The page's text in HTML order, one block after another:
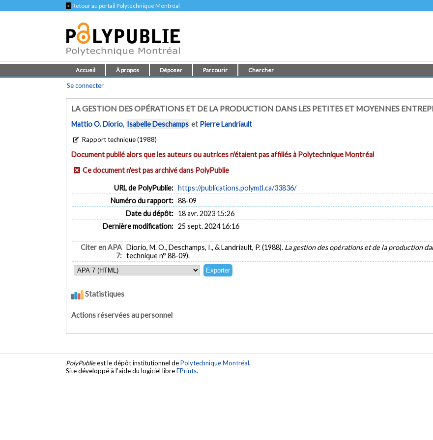
< Retour au portail Polytechnique Montréal
Accueil À propos Déposer Parcourir Chercher
Se connecter
LA GESTION DES OPÉRATIONS ET DE LA PRODUCTION DANS LES PETITES ET MOYENNES
Mattio O. Diorio, Isabelle Deschamps et Pierre Landriault
Rapport technique (1988)
Document publié alors que les auteurs ou autrices n'étaient pas affiliés à Polytechnique Montréal
Ce document n'est pas archivé dans PolyPublie
URL de PolyPublie: https://publications.polymtl.ca/33836/
Numéro du rapport: 88-09
Date du dépôt: 18 avr. 2023 15:26
Dernière modification: 25 sept. 2024 16:16
Citer en APA
7:
Diorio, M. O., Deschamps, I., & Landriault, P. (1988). La gestion des opérations et de la production
technique n° 88-09).
Statistiques
Actions réservées au personnel
PolyPublieest le dépôt institutionnel dePolytechnique Montréal.
Site développé à l'aide du logiciel libreEPrints.